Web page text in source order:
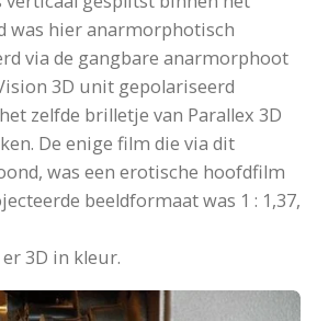
was hier anarmorphotisch
via de gangbare anarmorphoot
3D unit gepolariseerd
zelfde brilletje van Parallex 3D
De enige film die via dit
was een erotische hoofdfilm
beeldformaat was 1 : 1,37,
3D in kleur.